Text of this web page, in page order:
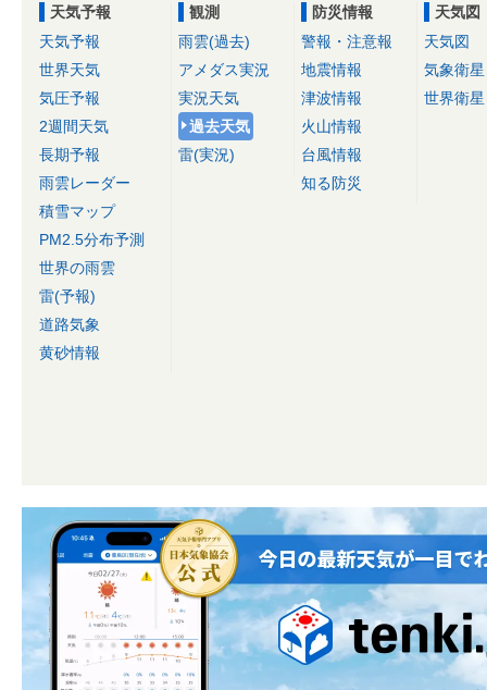
天気予報
天気予報
世界天気
気圧予報
2週間天気
長期予報
雨雲レーダー
積雪マップ
PM2.5分布予測
世界の雨雲
雷(予報)
道路気象
黄砂情報
観測
雨雲(過去)
アメダス実況
実況天気
過去天気
雷(実況)
防災情報
警報・注意報
地震情報
津波情報
火山情報
台風情報
知る防災
天気図
天気図
気象衛星
世界衛星